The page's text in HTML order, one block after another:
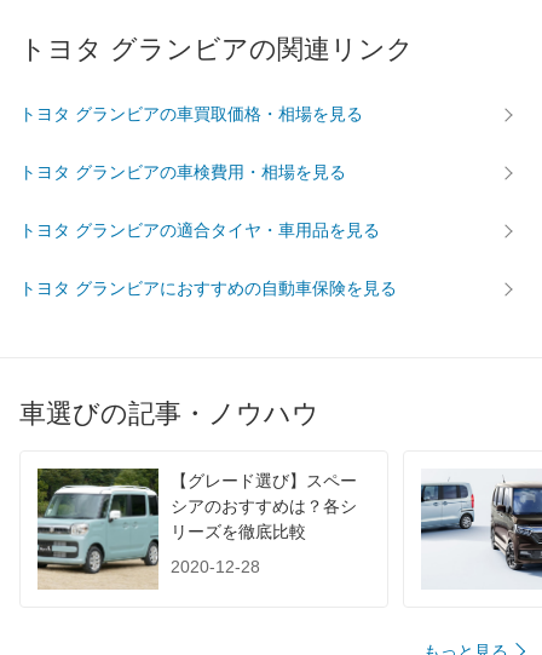
過給機 TB TB
前輪サイズ 205/70R15 95H 215/70R15 98S 205/
燃費
WLTC/郊外 - -
60km定地 -
装備オプション
トヨタ グランビアの関連リンク
トヨタ グランビアの車買取価格・相場を見る
トヨタ グランビアの車検費用・相場を見る
トヨタ グランビアの適合タイヤ・車用品を見る
トヨタ グランビアにおすすめの自動車保険を見る
車選びの記事・ノウハウ
【グレード選び】スペー
シアのおすすめは？各シ
リーズを徹底比較
2020-12-28
もっと見る